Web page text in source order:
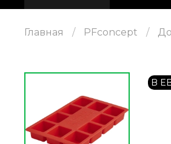
Главная PFconcept
В